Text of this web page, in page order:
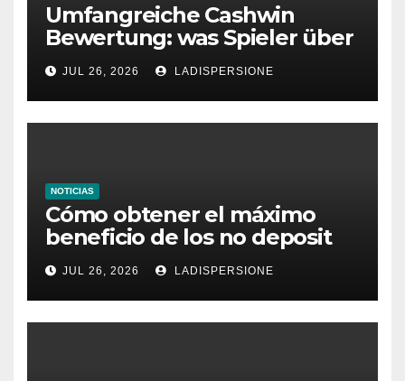
Umfangreiche Cashwin
Bewertung: was Spieler über
dieses Casino denken
JUL 26, 2026 LADISPERSIONE
NOTICIAS
Cómo obtener el máximo
beneficio de los no deposit
bonus codes de roby casino
JUL 26, 2026 LADISPERSIONE